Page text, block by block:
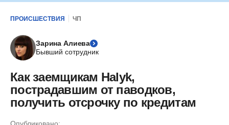
ПРОИСШЕСТВИЯ ЧП
Зарина Алиева
Бывший сотрудник
Как заемщикам Halyk,
пострадавшим от паводков,
получить отсрочку по кредитам